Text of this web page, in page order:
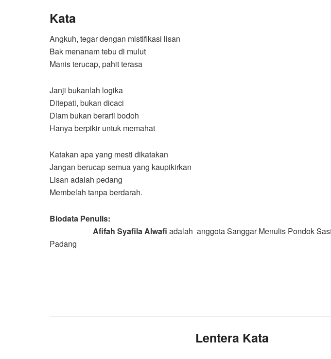
Kata
Angkuh, tegar dengan mistifikasi lisan
Bak menanam tebu di mulut
Manis terucap, pahit terasa
Janji bukanlah logika
Ditepati, bukan dicaci
Diam bukan berarti bodoh
Hanya berpikir untuk memahat
Katakan apa yang mesti dikatakan
Jangan berucap semua yang kaupikirkan
Lisan adalah pedang
Membelah tanpa berdarah.
Biodata Penulis:
Afifah Syafila Alwafi adalah anggota Sanggar Menulis Pondok
Padang
Lentera Kata